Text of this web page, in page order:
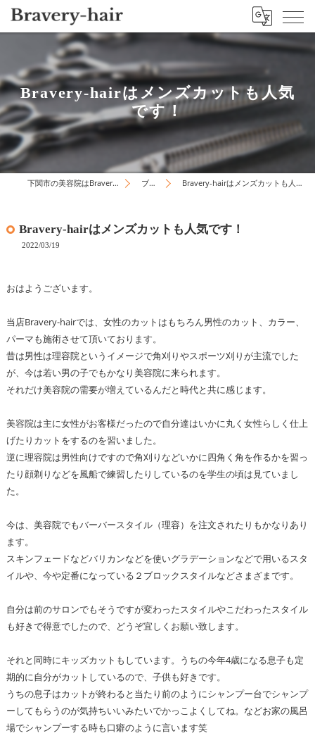
Bravery-hairはメンズカットも人気
です！
下関市の美容院はBravery-hair ブログ Bravery-hairはメンズカットも人気です！
Bravery-hairはメンズカットも人気です！
2022/03/19
おはようございます。
当店Bravery-hairでは、女性のカットはもちろん男性のカット、カラー、
パーマも施術させて頂いております。
昔は男性は理容院というイメージで角刈りやスポーツ刈りが主流でした
が、今は若い男の子でもかなり美容院に来られます。
それだけ美容院の需要が増えているんだと時代と共に感じます。
美容院は主に女性がお客様だったので自分達はいかに丸く女性らしく仕上
げたりカットをするのを習いました。
逆に理容院は男性向けですので角刈りなどいかに四角く角を作るかを習っ
たり顔剃りなどを風船で練習したりしているのを学生の頃は見ていまし
た。
今は、美容院でもバーバースタイル（理容）を注文されたりもかなりあり
ます。
スキンフェードなどバリカンなどを使いグラデーションなどで用いるスタ
イルや、今や定番になっている２ブロックスタイルなどさまざまです。
自分は前のサロンでもそうですが変わったスタイルやこだわったスタイル
も好きで得意でしたので、どうぞ宜しくお願い致します。
それと同時にキッズカットもしています。うちの今年4歳になる息子も定
期的に自分がカットしているので、子供も好きです。
うちの息子はカットが終わると当たり前のようにシャンプー台でシャンプ
ーしてもらうのが気持ちいいみたいでかっこよくしてね。などお家の風呂
場でシャンプーする時も口癖のように言います笑